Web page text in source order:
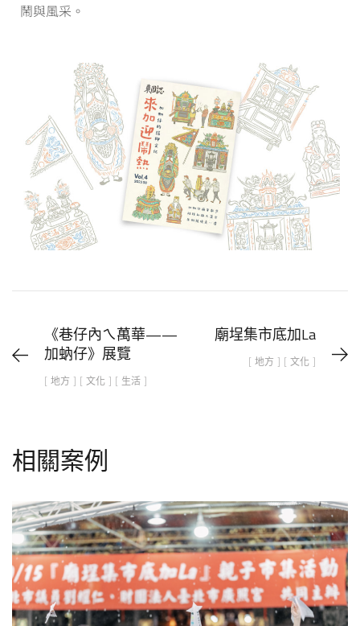
鬧與風采。
《巷仔內ㄟ萬華——
加蚋仔》展覽
[ 地方 ] [ 文化 ] [ 生活 ]
廟埕集市底加La
[ 地方 ] [ 文化 ]
相關案例